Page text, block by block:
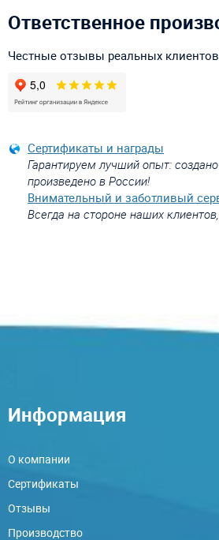
Ответственное
Честные отзывы реальных
Сертификаты и награды
Гарантируем лучший опыт:
произведено в России!
Внимательный и заботливый
Всегда на стороне наших
Информация
О компании
Сертификаты
Отзывы
Производство